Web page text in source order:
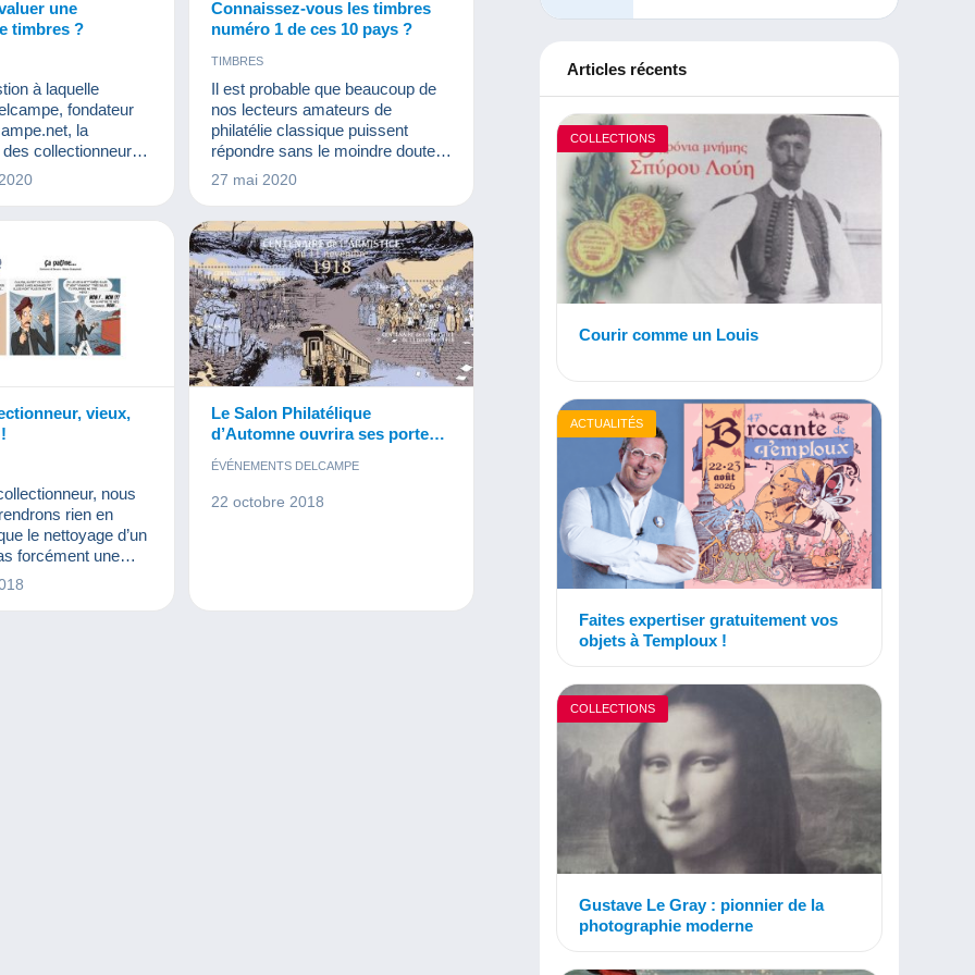
une
timbres ?
à laquelle
fondateur
la
collectionneurs,
au travers
Connaissez-vous les timbres
numéro 1 de ces 10 pays ?
TIMBRES
Il est probable que beaucoup de
nos lecteurs amateurs de
philatélie classique puissent
répondre sans le moindre doute à
cette question, mais une petite
les N°1 de ces pays suivant le
catalogue Yvert et Tellier.
27 mai 2020
vieux,
nous
rien en
le nettoyage d’un
forcément une
Le Salon Philatélique
d’Automne ouvrira ses portes
le 8 novembre 2018
ÉVÉNEMENTS DELCAMPE
22 octobre 2018
Articles récents
COLLECTIONS
Courir comme un Louis
ACTUALITÉS
Faites expertiser gratuitement vos
objets à Temploux !
COLLECTIONS
Gustave Le Gray : pionnier de la
photographie moderne